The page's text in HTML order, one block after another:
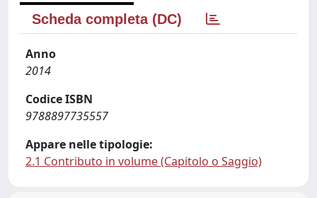
Scheda completa (DC)
Anno
2014
Codice ISBN
9788897735557
Appare nelle tipologie:
2.1 Contributo in volume (Capitolo o Saggio)